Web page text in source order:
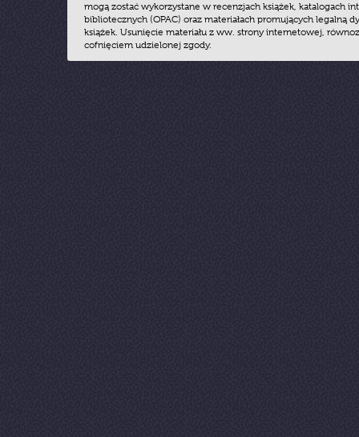
mogą zostać wykorzystane w recenzjach książek, katalogach
bibliotecznych (OPAC) oraz materiałach promujących legalną
książek. Usunięcie materiału z ww. strony internetowej,
cofnięciem udzielonej zgody.